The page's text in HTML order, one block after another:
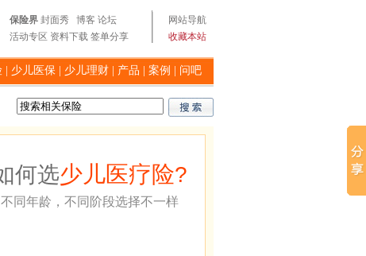
保险界 封面秀 博客 论坛
活动专区 资料下载 签单分享
网站导航
收藏本站
少儿医保 少儿理财 产品 案例 问吧
何选少儿医疗险?
不同年龄，不同阶段选择不一样